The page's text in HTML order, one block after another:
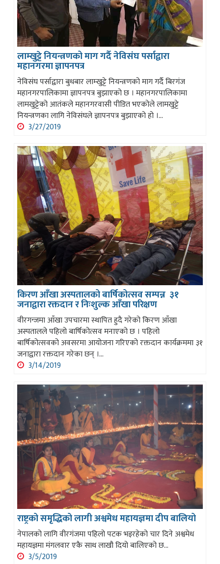
लाम्खुट्टे नियन्त्रणको माग गर्दै नेविसंघ पर्साद्वारा
महानगरमा ज्ञापनपत्र
नेविसंघ पर्साद्वारा बुधबार लाम्खुट्टे नियन्त्रणको माग गर्दै बिरगंज
महानगरपालिकामा ज्ञापनपत्र बुझाएको छ । महानगरपालिकामा
लामखुट्टेको आतंकले महानगरवासी पीडित भएकोले लामखुट्टे
नियन्त्रणका लागि नेविसंघले ज्ञापनपत्र बुझाएको हो ।...
3/27/2019
किरण आँखा अस्पतालको बार्षिकोत्सव सम्पन्न ३१
जनाद्वारा रक्तदान र निःशुल्क आँखा परिक्षण
वीरगन्जमा आँखा उपचारमा स्थापित हुदै गरेको किरण आँखा
अस्पतालले पहिलो बार्षिकोत्सव मनाएको छ । पहिलो
बार्षिकोत्सवको अवसरमा आयोजना गरिएको रक्तदान कार्यक्रममा ३१
जनाद्वारा रक्तदान गरेका छन् ।...
3/14/2019
राष्ट्रको समृद्धिको लागी अश्वमेध महायज्ञमा दीप बालियो
नेपालको लागि वीरगंजमा पहिलो पटक भइरहेको चार दिने अश्वमेध
महायज्ञमा मंगलवार एकै साथ लाखौ दियो बालिएको छ...
3/5/2019